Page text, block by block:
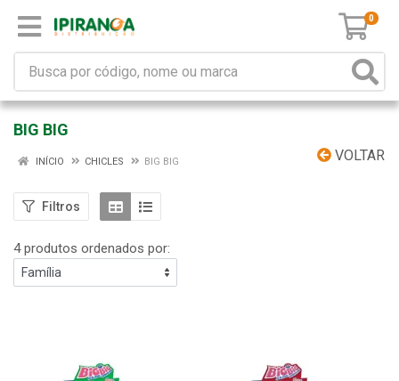
0
BIG BIG
VOLTAR
INÍCIO CHICLES BIG BIG
Filtros
4 produtos ordenados por: